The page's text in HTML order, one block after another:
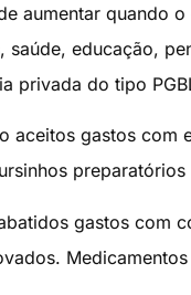
aumentar quando
saúde, educação,
privada do tipo
aceitos gastos com
gastos com